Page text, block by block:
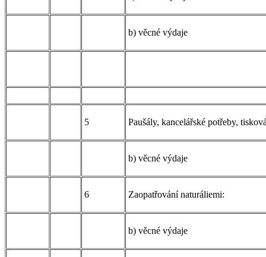
b) věcné výdaje
5 Paušály, kancelářské potřeby,
b) věcné výdaje
6 Zaopatřování naturáliemi:
b) věcné výdaje